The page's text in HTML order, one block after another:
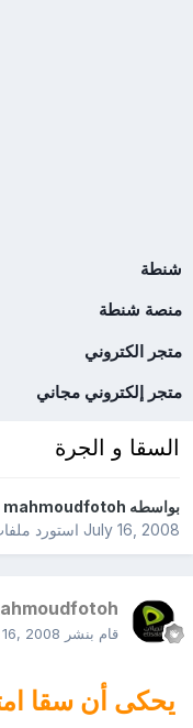
شنطة
منصة شنطة
متجر الكتروني
متجر إلكتروني مجاني
السقا و الجرة
بواسطهmahmoudfotoh
July 16, 2008استورد
قام بنشر 16, 2008
يحكى أن سقا